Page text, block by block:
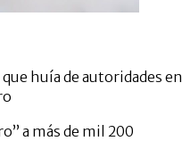
huía de autoridades en
a más de mil 200